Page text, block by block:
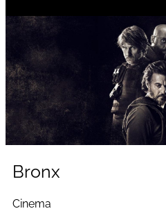
Bronx
Cinema